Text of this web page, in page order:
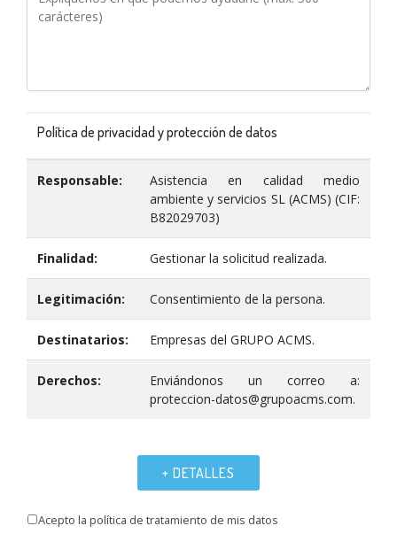
Política de privacidad y protección de datos
Responsable:
Asistencia en calidad medio
ambiente y servicios SL (ACMS) (CIF:
B82029703)
Finalidad: Gestionar la solicitud realizada.
Legitimación: Consentimiento de la persona.
Destinatarios: Empresas del GRUPO ACMS.
Derechos:
Enviándonos un correo a:
proteccion-datos@grupoacms.com.
+ DETALLES
Acepto la política de tratamiento de mis datos